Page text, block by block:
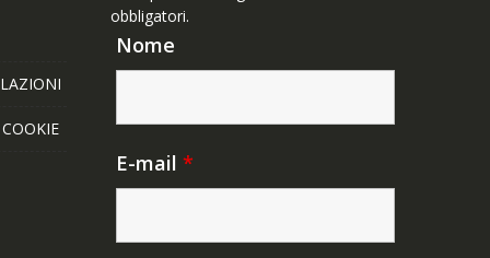
obbligatori.
Nome
E-mail *